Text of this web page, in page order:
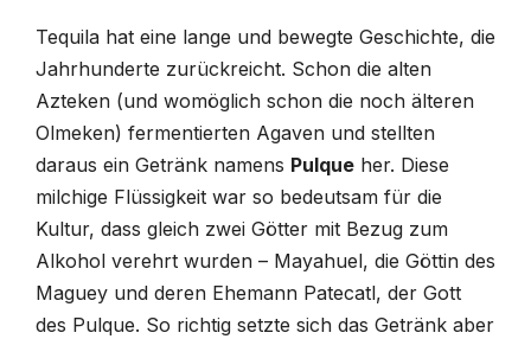
Tequila hat eine lange und bewegte Geschichte, die
Jahrhunderte zurückreicht. Schon die alten
Azteken (und womöglich schon die noch älteren
Olmeken) fermentierten Agaven und stellten
daraus ein Getränk namens Pulque her. Diese
milchige Flüssigkeit war so bedeutsam für die
Kultur, dass gleich zwei Götter mit Bezug zum
Alkohol verehrt wurden – Mayahuel, die Göttin des
Maguey und deren Ehemann Patecatl, der Gott
des Pulque. So richtig setzte sich das Getränk aber